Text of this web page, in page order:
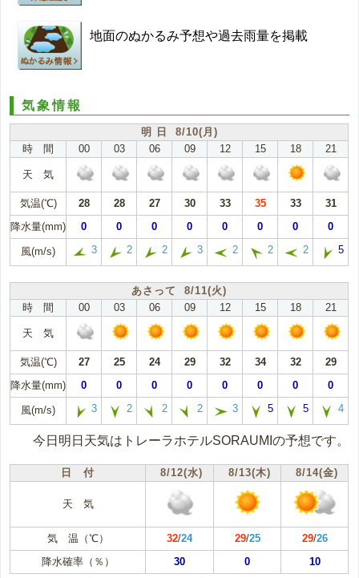
地面のぬかるみ予想や過去雨量を掲載
気象情報
明 日 8/10(月)
時 間
00 03 06 09 12 15 18 21
天 気
気温(℃) 28 28 27 30 33 35 33
31
降水量(mm)
0 0 0 0 0 0 0 0
風(m/s) 3 2 2 3 2 2 2 5
あさって 8/11(火)
時 間
00 03 06 09 12 15 18 21
天 気
気温(℃) 27 25 24 29 32 34 32
29
降水量(mm)
0 0 0 0 0 0 0 0
風(m/s) 3 2 2 2 3 5 5 4
今日明日天気はトレーラホテルSORAUMIの予想です。
日 付 8/12(水) 8/13(木) 8/14(金)
天 気
気 温（℃） 32/24 29/25 29/26
降水確率（％）
30 0 10